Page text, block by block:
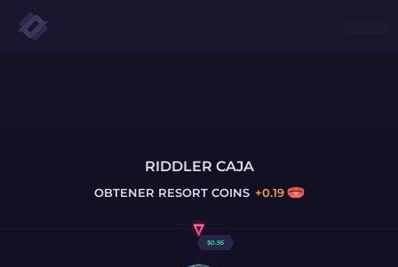
RIDDLER CAJA
OBTENER RESORT COINS +0.19
$0.95